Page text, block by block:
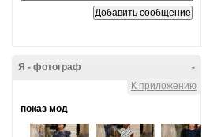
-
Я - фотограф
К приложению
показ мод